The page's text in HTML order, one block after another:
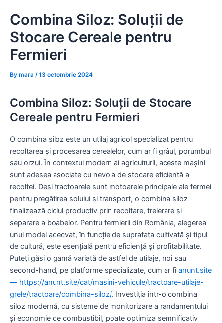
content
Combina Siloz: Soluții de
Stocare Cereale pentru
Fermieri
By mara /13 octombrie 2024
Combina Siloz: Soluții de Stocare
Cereale pentru Fermieri
O combina siloz este un utilaj agricol specializat pentru
recoltarea și procesarea cerealelor, cum ar fi grâul, porumbul
sau orzul. În contextul modern al agriculturii, aceste mașini
sunt adesea asociate cu nevoia de stocare eficientă a
recoltei. Deși tractoarele sunt motoarele principale ale fermei
pentru pregătirea solului și transport, o combina siloz
finalizează ciclul productiv prin recoltare, treierare și
separare a boabelor. Pentru fermierii din România, alegerea
unui model adecvat, în funcție de suprafața cultivată și tipul
de cultură, este esențială pentru eficiență și profitabilitate.
Puteți găsi o gamă variată de astfel de utilaje, noi sau
second-hand, pe platforme specializate, cum ar fi anunt.site
— https://anunt.site/cat/masini-vehicule/tractoare-utilaje-
grele/tractoare/combina-siloz/. Investiția într-o combina
siloz modernă, cu sisteme de monitorizare a randamentului
și economie de combustibil, poate optimiza semnificativ